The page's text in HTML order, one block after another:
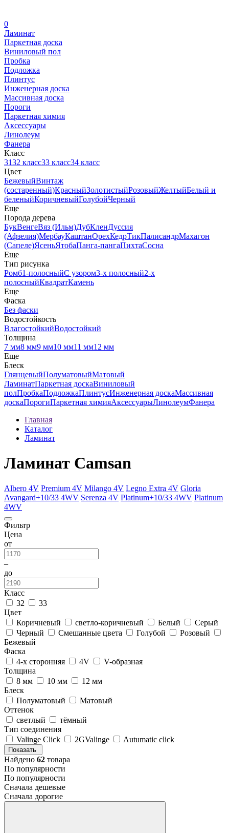
0
Ламинат
Паркетная доска
Виниловый пол
Пробка
Подложка
Плинтус
Инженерная доска
Массивная доска
Пороги
Паркетная химия
Аксессуары
Линолеум
Фанера
Класс
3132 класс33 класс34 класс
Цвет
БежевыйВинтаж
(состаренный)КрасныйЗолотистыйРозовыйЖелтыйБелый и
беленыйКоричневыйГолубойЧерный
Еще
Порода дерева
БукВенгеВяз (Ильм)ДубКленДуссия
(Афзелия)МербауКаштанОрехКедрТикПалисандрМахагон
(Сапеле)ЯсеньЯтобаПанга-пангаПихтаСосна
Еще
Тип рисунка
Ромб1-полосныйС узором3-х полосный2-х
полосныйКвадратКамень
Еще
Фаска
Без фаски
Водостойкость
ВлагостойкийВодостойкий
Толщина
7 мм8 мм9 мм10 мм11 мм12 мм
Еще
Блеск
ГлянцевыйПолуматовыйМатовый
ЛаминатПаркетная доскаВиниловый
полПробкаПодложкаПлинтусИнженерная доскаМассивная
доскаПорогиПаркетная химияАксессуарыЛинолеумФанера
Главная
Каталог
Ламинат
Ламинат Camsan
Albero 4V Premium 4V Milango 4V Legno Extra 4V Gloria
Avangard+10/33 4WV Serenza 4V Platinum+10/33 4WV Platinum
4WV
Фильтр
Цена
от
–
до
Класс
32
33
Цвет
Коричневый
светло-коричневый Белый
Серый
Черный
Смешанные цвета Голубой
Розовый
Бежевый
Фаска
4-х сторонняя
4V
V-образная
Толщина
8 мм
10 мм
12 мм
Блеск
Полуматовый
Матовый
Оттенок
светлый
тёмный
Тип соединения
Valinge Click
2GValinge Autumatic click
Показать
Найдено 62 товара
По популярности
По популярности
Сначала дешевые
Сначала дорогие